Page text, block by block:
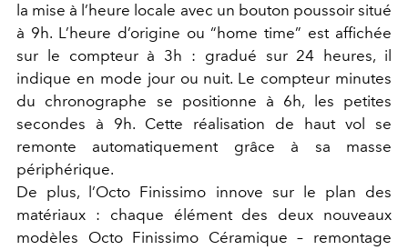
la mise à l’heure locale avec un bouton poussoir situé
à 9h. L’heure d’origine ou “home time” est affichée
sur le compteur à 3h : gradué sur 24 heures, il
indique en mode jour ou nuit. Le compteur minutes
du chronographe se positionne à 6h, les petites
secondes à 9h. Cette réalisation de haut vol se
remonte automatiquement grâce à sa masse
périphérique.
De plus, l’Octo Finissimo innove sur le plan des
matériaux : chaque élément des deux nouveaux
modèles Octo Finissimo Céramique – remontage